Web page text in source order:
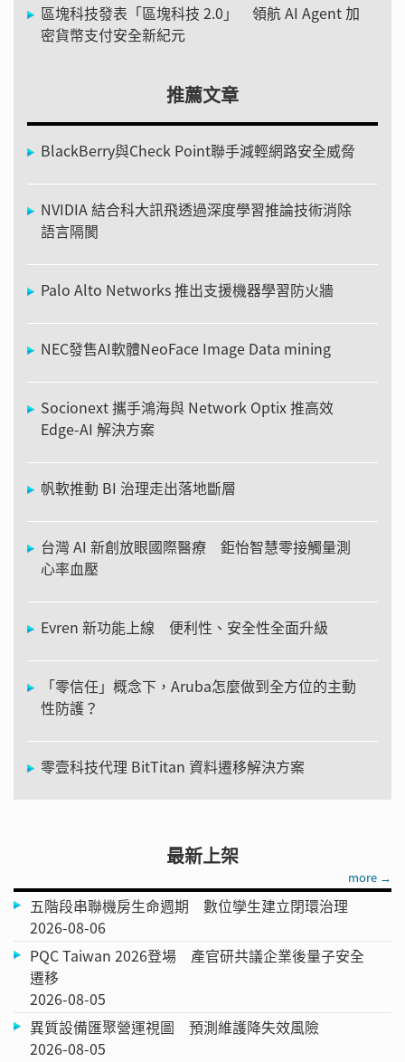
區塊科技發表「區塊科技 2.0」 領航 AI Agent 加
密貨幣支付安全新紀元
推薦文章
BlackBerry與Check Point聯手減輕網路安全威脅
NVIDIA 結合科大訊飛透過深度學習推論技術消除
語言隔閡
Palo Alto Networks 推出支援機器學習防火牆
NEC發售AI軟體NeoFace Image Data mining
Socionext 攜手鴻海與 Network Optix 推高效
Edge-AI 解決方案
帆軟推動 BI 治理走出落地斷層
台灣 AI 新創放眼國際醫療 鉅怡智慧零接觸量測
心率血壓
Evren 新功能上線 便利性、安全性全面升級
「零信任」概念下，Aruba怎麼做到全方位的主動
性防護？
零壹科技代理 BitTitan 資料遷移解決方案
最新上架
more →
五階段串聯機房生命週期 數位孿生建立閉環治理
2026-08-06
PQC Taiwan 2026登場 產官研共議企業後量子安全
遷移
2026-08-05
異質設備匯聚營運視圖 預測維護降失效風險
2026-08-05